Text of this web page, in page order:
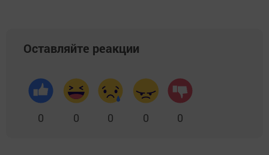
Оставляйте реакции
0 0 0 0 0